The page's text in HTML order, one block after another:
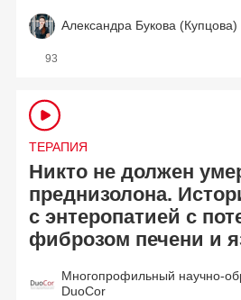
Александра Букова (Купцова)
93
ТЕРАПИЯ
Никто не должен
преднизолона.
с энтеропатией с
фиброзом печени и
Многопрофильный научно-
DuoCor